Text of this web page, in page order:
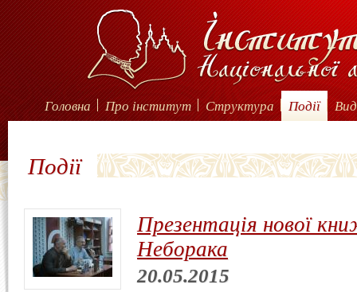
Головна Про інститут Структура Події
Події
Презентація нової
Неборака
20.05.2015